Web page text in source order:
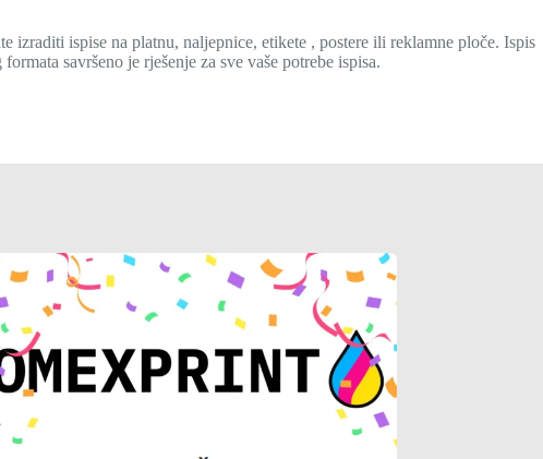
ispise na platnu, naljepnice, etikete , postere ili reklamne ploče. Ispis
savršeno je rješenje za sve vaše potrebe ispisa.